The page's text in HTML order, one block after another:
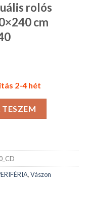
rolós
cm
2-4 hét
vetítővászon 1:1
TESZEM
,Vászon